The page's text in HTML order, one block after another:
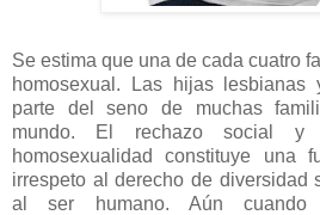
Se estima que una de cada cuatro
homosexual. Las hijas
parte del seno de muchas
mundo. El rechazo social
homosexualidad constituye una
irrespeto al derecho de diversidad
al ser humano. Aún